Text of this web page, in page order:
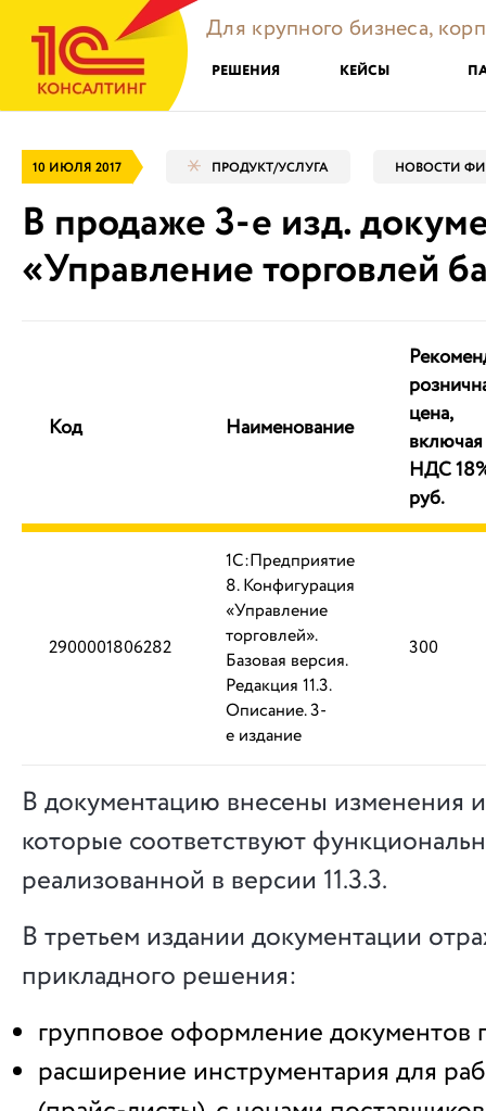
Для крупного бизнеса,
РЕШЕНИЯ КЕЙСЫ
10 ИЮЛЯ 2017 ПРОДУКТ/УСЛУГА НОВОСТИ
В продаже 3-е изд.
«Управление торговлей
Код Наименование
цена,
включая
НДС
руб.
2900001806282
1С:Предприятие
8. Конфигурация
«Управление
торговлей».
Базовая версия.
Редакция 11.3.
Описание. 3-
е издание
300
В документацию внесены изменения
которые соответствуют
реализованной в версии 11.3.3.
В третьем издании документации
прикладного решения:
групповое оформление документов
расширение инструментария для